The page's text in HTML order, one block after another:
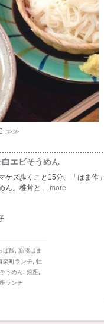
≫≫
エビそうめん
ケズ歩くこと15分、「はま作
ん。椎茸と
... more
ぱ飯
新湊はま
楽町ランチ
牡
うめん 銀座
ランチ